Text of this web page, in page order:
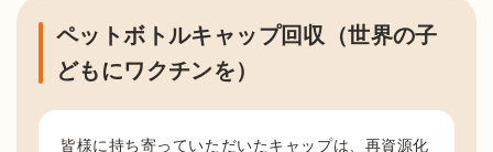
ペットボトルキャップ回収（世界の子
どもにワクチンを）
皆様に持ち寄っていただいたキャップは、再資源化